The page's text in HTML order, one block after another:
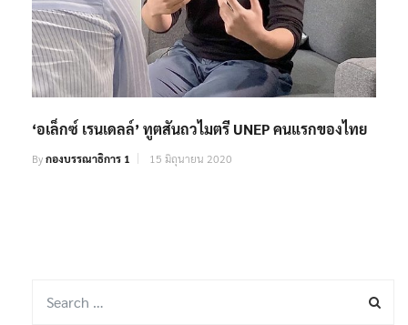
‘อเล็กซ์ เรนเดลล์’ ทูตสันถวไมตรี UNEP คนแรกของไทย
Byกองบรรณาธิการ 1 15 มิถุนายน 2020